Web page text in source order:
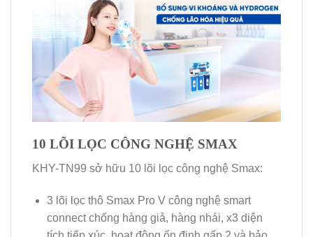
10 LÕI LỌC CÔNG NGHỆ SMAX
KHY-TN99 sở hữu 10 lõi lọc công nghệ Smax:
3 lõi lọc thô Smax Pro V công nghệ smart
connect chống hàng giả, hàng nhái, x3 diện